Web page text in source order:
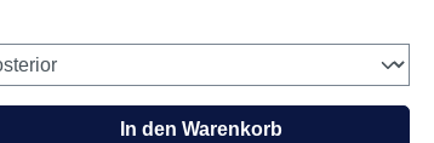
den gewünschten Wert ein
In den Warenkorb